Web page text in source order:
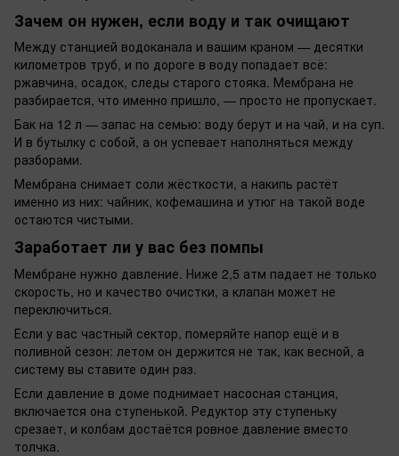
Зачем он нужен, если воду и так очищают
Между станцией водоканала и вашим краном — десятки
километров труб, и по дороге в воду попадает всё:
ржавчина, осадок, следы старого стояка. Мембрана не
разбирается, что именно пришло, — просто не пропускает.
Бак на 12 л — запас на семью: воду берут и на чай, и на суп.
И в бутылку с собой, а он успевает наполняться между
разборами.
Мембрана снимает соли жёсткости, а накипь растёт
именно из них: чайник, кофемашина и утюг на такой воде
остаются чистыми.
Заработает ли у вас без помпы
Мембране нужно давление. Ниже 2,5 атм падает не только
скорость, но и качество очистки, а клапан может не
переключиться.
Если у вас частный сектор, померяйте напор ещё и в
поливной сезон: летом он держится не так, как весной, а
систему вы ставите один раз.
Если давление в доме поднимает насосная станция,
включается она ступенькой. Редуктор эту ступеньку
срезает, и колбам достаётся ровное давление вместо
толчка.